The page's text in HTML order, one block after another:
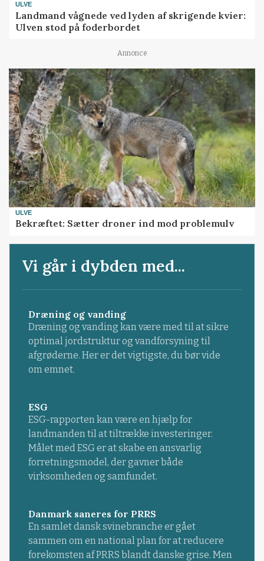
ULVE
Landmand vågnede ved lyden af skrigende kvier:
Ulven stod på foderbordet
Annonce
ULVE
Bekræftet: Sætter droner ind mod problemulv
Vi går i dybden med...
Dræning og vanding
Dræning og vanding kan være med til at sikre
optimal jordstruktur og vandforsyning til
afgrøderne. Her er det vigtigste, du bør vide
om emnet.
ESG
ESG-rapporten kan være en hjælp for
landmanden til at tiltrække investeringer.
Målet med ESG er at skabe en ansvarlig
forretningsmodel, der gavner både
virksomheden og samfundet.
Danmark saneres for PRRS
En samlet dansk svinebranche er gået
sammen om en national plan for at reducere
forekomsten af PRRS blandt danske grise. Men